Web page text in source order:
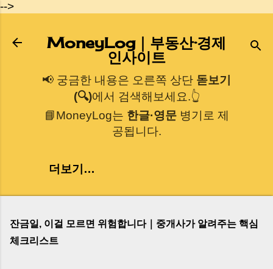
-->
기본 콘텐츠로 건너뛰기
MoneyLog｜부동산·경제
인사이트
📢 궁금한 내용은 오른쪽 상단 돋보기
(🔍)에서 검색해보세요.👆
📘MoneyLog는 한글·영문병기로 제
공됩니다.
더보기…
잔금일, 이걸 모르면 위험합니다｜중개사가 알려주는 핵심
체크리스트